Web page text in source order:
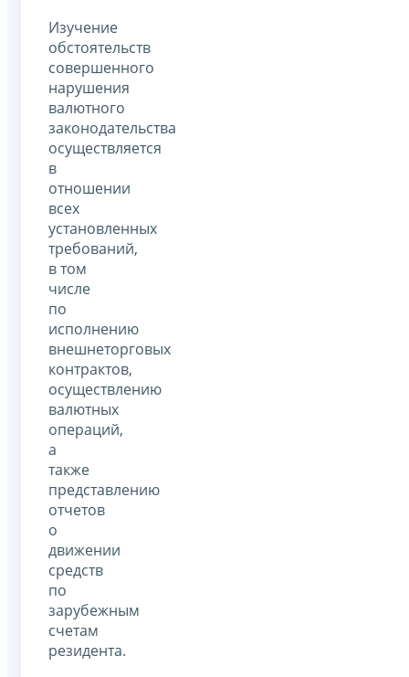
Изучение
обстоятельств
совершенного
нарушения
валютного
законодательства
осуществляется
в
отношении
всех
установленных
требований,
в том
числе
по
исполнению
внешнеторговых
контрактов,
осуществлению
валютных
операций,
а
также
представлению
отчетов
о
движении
средств
по
зарубежным
счетам
резидента.